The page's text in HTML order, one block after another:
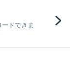
ドできま